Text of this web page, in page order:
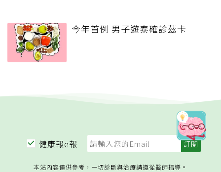
今年首例 男子遊泰確診茲卡
健康報e報
本站內容僅供參考，一切診斷與治療請遵從醫師指導。